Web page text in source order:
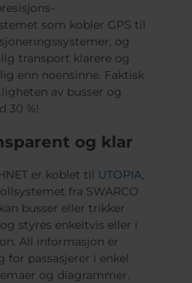
som kobler GPS til
og
transport klarere og
enn noensinne. Faktisk
av busser og
30 %!
og klar
er koblet til UTOPIA,
fra SWARCO
busser eller trikker
styres enkeltvis eller i
All informasjon er
for passasjerer i enkel
og diagrammer.